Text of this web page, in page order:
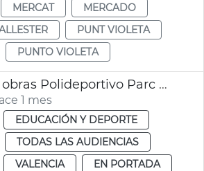
MERCAT
MERCADO
PUNT VIOLETA
PUNTO VIOLETA
Finalización obras Polideportivo Parc Central València
1 mes
EDUCACIÓN Y DEPORTE
TODAS LAS AUDIENCIAS
VALENCIA
EN PORTADA